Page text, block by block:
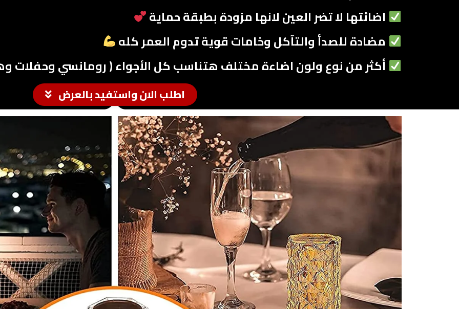
اضائتها لا تضر العين لانها مزودة بطبقة حماية
مضادة للصدأ والتآكل وخامات قوية تدوم العمر كله
أكثر من نوع ولون اضاءة مختلف هتناسب كل الأجواء ( رومانسي وحفلات
اطلب الان واستفيد بالعرض